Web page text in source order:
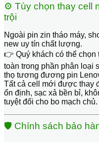
⚙️ Tùy chọn thay cell
trội
Ngoài pin zin tháo máy,
new uy tín chất lượng.
👉 Quý khách có thể chọn
toàn trong phần phân loại
thọ tương đương pin
Tất cả cell mới được thay
ổn định, sạc xả bền bỉ,
tuyệt đối cho bo mạch chủ.
🛡️ Chính sách bảo